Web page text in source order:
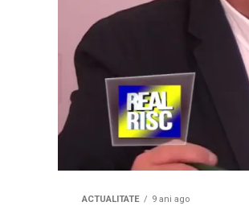
ACTUALITATE 9 ani ago